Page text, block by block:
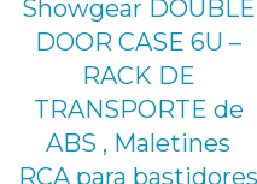
Showgear DOUBLE
DOOR CASE 6U –
RACK DE
TRANSPORTE de
ABS , Maletines
RCA para bastidores